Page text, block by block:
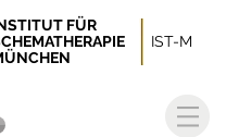
FÜR
IST-M